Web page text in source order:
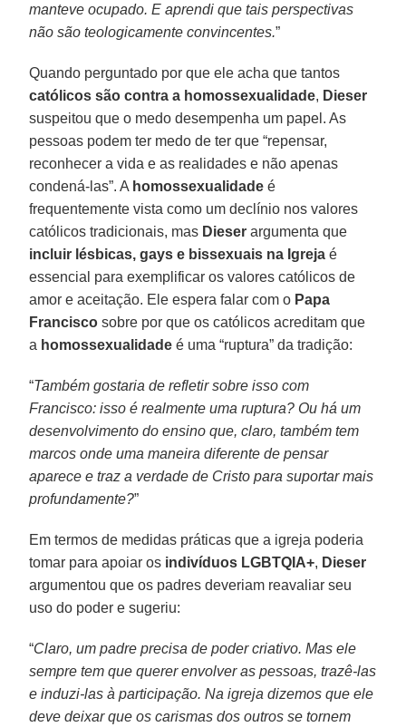
manteve ocupado. E aprendi que tais perspectivas
não são teologicamente convincentes.”
Quando perguntado por que ele acha que tantos
católicos são contra a homossexualidade, Dieser
suspeitou que o medo desempenha um papel. As
pessoas podem ter medo de ter que “repensar,
reconhecer a vida e as realidades e não apenas
condená-las”. A homossexualidade é
frequentemente vista como um declínio nos valores
católicos tradicionais, mas Dieser argumenta que
incluir lésbicas, gays e bissexuais na Igreja é
essencial para exemplificar os valores católicos de
amor e aceitação. Ele espera falar com o Papa
Francisco sobre por que os católicos acreditam que
a homossexualidade é uma “ruptura” da tradição:
“Também gostaria de refletir sobre isso com
Francisco: isso é realmente uma ruptura? Ou há um
desenvolvimento do ensino que, claro, também tem
marcos onde uma maneira diferente de pensar
aparece e traz a verdade de Cristo para suportar mais
profundamente?”
Em termos de medidas práticas que a igreja poderia
tomar para apoiar os indivíduos LGBTQIA+, Dieser
argumentou que os padres deveriam reavaliar seu
uso do poder e sugeriu:
“Claro, um padre precisa de poder criativo. Mas ele
sempre tem que querer envolver as pessoas, trazê-las
e induzi-las à participação. Na igreja dizemos que ele
deve deixar que os carismas dos outros se tornem